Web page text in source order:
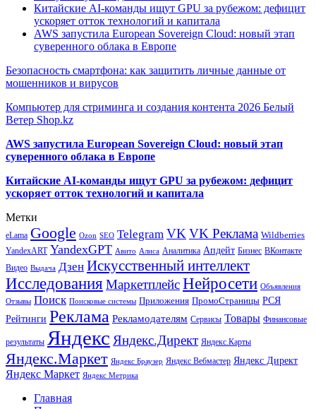
Китайские AI-команды ищут GPU за рубежом: дефицит
ускоряет отток технологий и капитала
AWS запустила European Sovereign Cloud: новый этап
суверенного облака в Европе
Безопасность смартфона: как защитить личные данные от
мошенников и вирусов
Компьютер для стриминга и создания контента 2026 Белый
Ветер Shop.kz
AWS запустила European Sovereign Cloud: новый этап
суверенного облака в Европе
Китайские AI-команды ищут GPU за рубежом: дефицит
ускоряет отток технологий и капитала
Метки
eLama Google Ozon SEO Telegram VKVK Реклама Wildberries
YandexART YandexGPT Авито Алиса Аналитика Апдейт Бизнес ВКонтакте
Видео Выдача Дзен Искусственный интеллект
Исследования МаркетплейсНейросети Объявления
Отзывы Поиск Поисковые системы Приложения ПромоСтраницы РСЯ
Рейтинги Реклама Рекламодателям Сервисы Товары Финансовые
результаты Яндекс Яндекс.Директ Яндекс.Карты
Яндекс.Маркет Яндекс Браузер Яндекс Вебмастер Яндекс Директ
Яндекс Маркет Яндекс Метрика
Главная